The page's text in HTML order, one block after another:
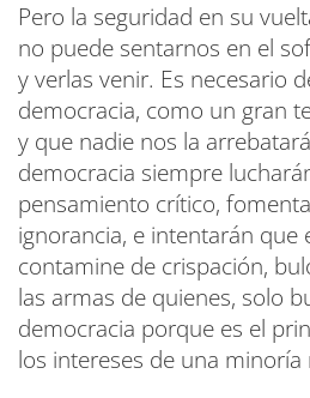
Pero la seguridad en su
no puede sentarnos en el
y verlas venir. Es necesario
democracia, como un gran
y que nadie nos la
democracia siempre
pensamiento crítico,
ignorancia, e intentarán que
contamine de crispación,
las armas de quienes, solo
democracia porque es el
los intereses de una